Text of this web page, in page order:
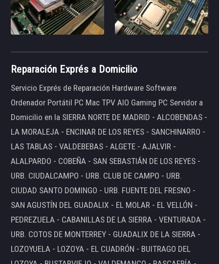
Reparación Exprés a Domicilio
Servicio Exprés de Reparación Hardware Software
Ordenador Portátil PC Mac TPV AIO Gaming PC Servidor a
Domicilio en la SIERRA NORTE DE MADRID - ALCOBENDAS -
LA MORALEJA - ENCINAR DE LOS REYES - SANCHINARRO -
LAS TABLAS - VALDEBEBAS - ALGETE - AJALVIR -
ALALPARDO - COBEÑA - SAN SEBASTIÁN DE LOS REYES -
URB. CIUDALCAMPO - URB. CLUB DE CAMPO - URB.
CIUDAD SANTO DOMINGO - URB. FUENTE DEL FRESNO -
SAN AGUSTÍN DEL GUADALIX - EL MOLAR - EL VELLÓN -
PEDREZUELA - CABANILLAS DE LA SIERRA - VENTURADA -
URB. COTOS DE MONTERREY - GUADALIX DE LA SIERRA -
LOZOYUELA - LOZOYA - EL CUADRÓN - BUITRAGO DEL